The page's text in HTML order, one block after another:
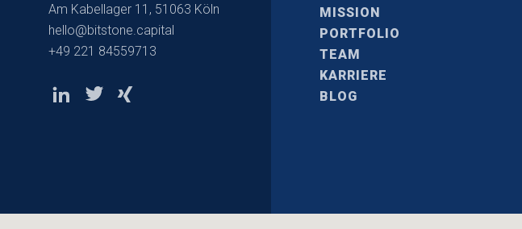
Am Kabellager 11, 51063 Köln
hello@bitstone.capital
+49 221 84559713
MISSION
PORTFOLIO
TEAM
KARRIERE
BLOG